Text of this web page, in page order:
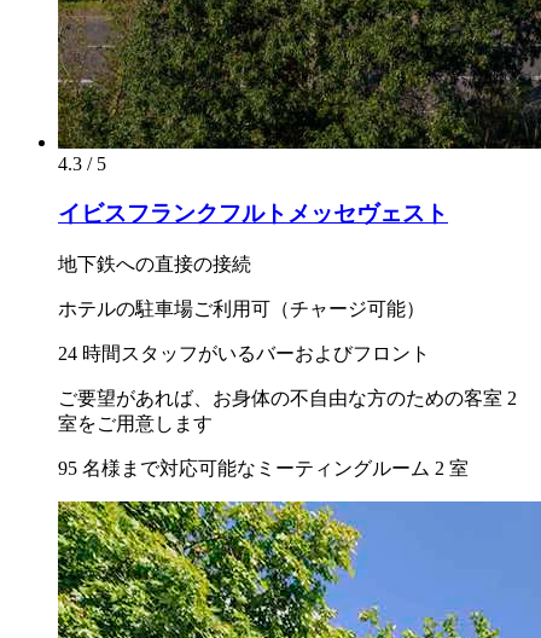
4.3 / 5
イビスフランクフルトメッセヴェスト
地下鉄への直接の接続
ホテルの駐車場ご利用可（チャージ可能）
24 時間スタッフがいるバーおよびフロント
ご要望があれば、お身体の不自由な方のための客室 2
室をご用意します
95 名様まで対応可能なミーティングルーム 2 室